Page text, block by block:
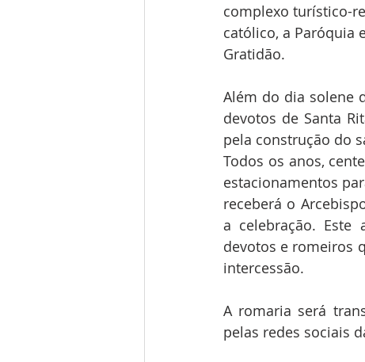
complexo turístico-
católico, a Paróquia
Gratidão.
Além do dia solene
devotos de Santa
pela construção do
Todos os anos,
estacionamentos
receberá o
a celebração.
devotos e romeiros
intercessão.
A romaria será
pelas redes sociais